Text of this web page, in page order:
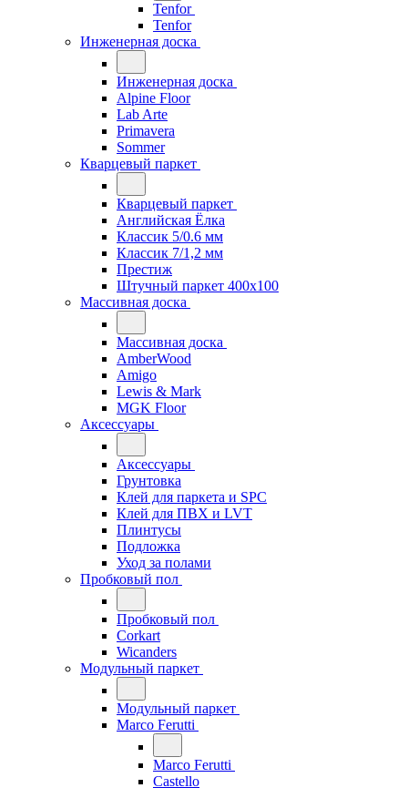
Tenfor
Tenfor
Инженерная доска
Инженерная доска
Alpine Floor
Lab Arte
Primavera
Sommer
Кварцевый паркет
Кварцевый паркет
Английская Ёлка
Классик 5/0.6 мм
Классик 7/1,2 мм
Престиж
Штучный паркет 400x100
Массивная доска
Массивная доска
AmberWood
Amigo
Lewis & Mark
MGK Floor
Аксессуары
Аксессуары
Грунтовка
Клей для паркета и SPC
Клей для ПВХ и LVT
Плинтусы
Подложка
Уход за полами
Пробковый пол
Пробковый пол
Corkart
Wicanders
Модульный паркет
Модульный паркет
Marco Ferutti
Marco Ferutti
Castello